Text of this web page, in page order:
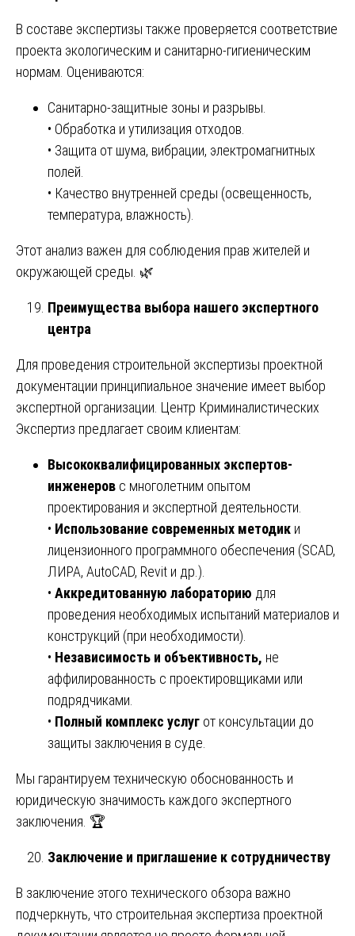
В составе экспертизы также проверяется соответствие
проекта экологическим и санитарно-гигиеническим
нормам. Оцениваются:
Санитарно-защитные зоны и разрывы.
• Обработка и утилизация отходов.
• Защита от шума, вибрации, электромагнитных
полей.
• Качество внутренней среды (освещенность,
температура, влажность).
Этот анализ важен для соблюдения прав жителей и
окружающей среды. 🌿
Преимущества выбора нашего экспертного
центра
Для проведения строительной экспертизы проектной
документации принципиальное значение имеет выбор
экспертной организации. Центр Криминалистических
Экспертиз предлагает своим клиентам:
Высококвалифицированных экспертов-
инженеров с многолетним опытом
проектирования и экспертной деятельности.
• Использование современных методик и
лицензионного программного обеспечения (SCAD,
ЛИРА, AutoCAD, Revit и др.).
• Аккредитованную лабораторию для
проведения необходимых испытаний материалов и
конструкций (при необходимости).
• Независимость и объективность, не
аффилированность с проектировщиками или
подрядчиками.
• Полный комплекс услуг от консультации до
защиты заключения в суде.
Мы гарантируем техническую обоснованность и
юридическую значимость каждого экспертного
заключения. 🏆
Заключение и приглашение к сотрудничеству
В заключение этого технического обзора важно
подчеркнуть, что строительная экспертиза проектной